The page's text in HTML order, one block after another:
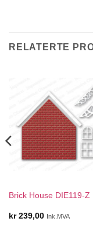
RELATERTE
Brick House DIE119-Z
kr239,00 Ink.MVA